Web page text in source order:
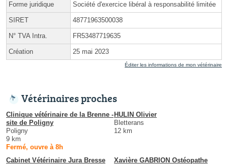
Forme juridique Société d'exercice libéral à responsabilité limitée
SIRET 48771963500038
N° TVA Intra. FR53487719635
Création 25 mai 2023
Éditer les informations de mon vétérinaire
Vétérinaires proches
Clinique vétérinaire de la Brenne -
site de Poligny
Poligny
9 km
Fermé, ouvre à 8h
HULIN Olivier
Bletterans
12 km
Cabinet Vétérinaire Jura Bresse
Xavière GABRION Ostéopathe